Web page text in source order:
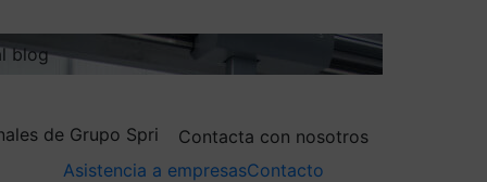
blog
de Grupo Spri Contacta con nosotros
Asistencia a empresasContacto